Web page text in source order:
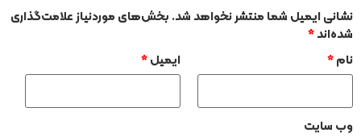
نشانی ایمیل شما منتشر نخواهد شد.بخش‌های موردنیاز علامت‌گذاری
شده‌اند*
نام* ایمیل*
وب‌ سایت